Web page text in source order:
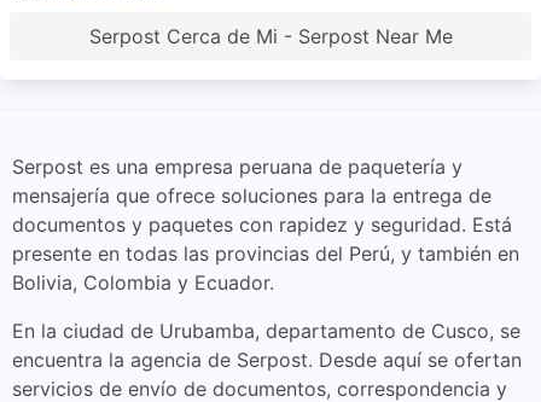
Serpost Cerca de Mi - Serpost Near Me
Serpost es una empresa peruana de paquetería y
mensajería que ofrece soluciones para la entrega de
documentos y paquetes con rapidez y seguridad. Está
presente en todas las provincias del Perú, y también en
Bolivia, Colombia y Ecuador.
En la ciudad de Urubamba, departamento de Cusco, se
encuentra la agencia de Serpost. Desde aquí se ofertan
servicios de envío de documentos, correspondencia y